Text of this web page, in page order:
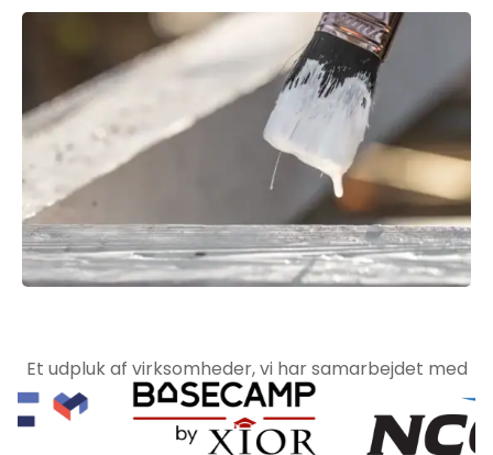
Et udpluk af virksomheder, vi har samarbejdet med